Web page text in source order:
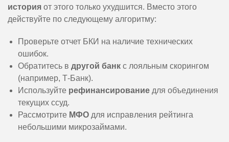
история от этого только ухудшится. Вместо этого
действуйте по следующему алгоритму:
Проверьте отчет БКИ на наличие технических
ошибок.
Обратитесь в другой банк с лояльным скорингом
(например, Т-Банк).
Используйте рефинансирование для объединения
текущих ссуд.
Рассмотрите МФО для исправления рейтинга
небольшими микрозаймами.